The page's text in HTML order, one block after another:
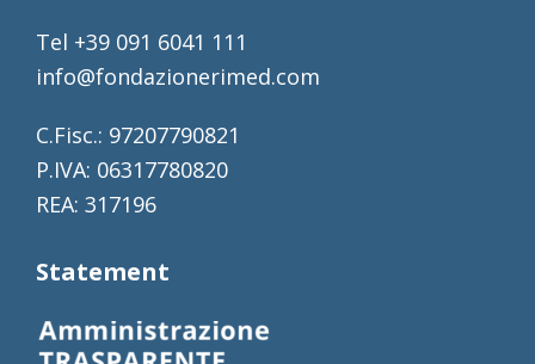
Tel +39 091 6041 111
info@fondazionerimed.com
C.Fisc.: 97207790821
P.IVA: 06317780820
REA: 317196
Statement